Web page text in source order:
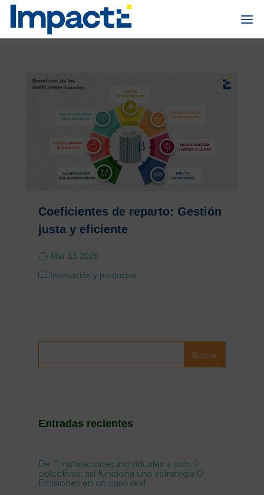
Coeficientes de reparto: Gestión
justa y eficiente
Mar 13 2025
Innovación y productos
Buscar
Entradas recientes
De 11 instalaciones individuales a solo 2
colectivas: así funciona una estrategia 0
Emisiones en un caso real